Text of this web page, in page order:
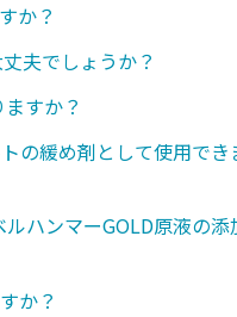
か？
夫でしょうか？
すか？
の緩め剤として使用で
ハンマーGOLD原液の添
か？